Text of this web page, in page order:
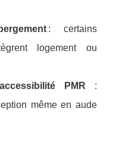
: certains
logement ou
PMR :
même en aude